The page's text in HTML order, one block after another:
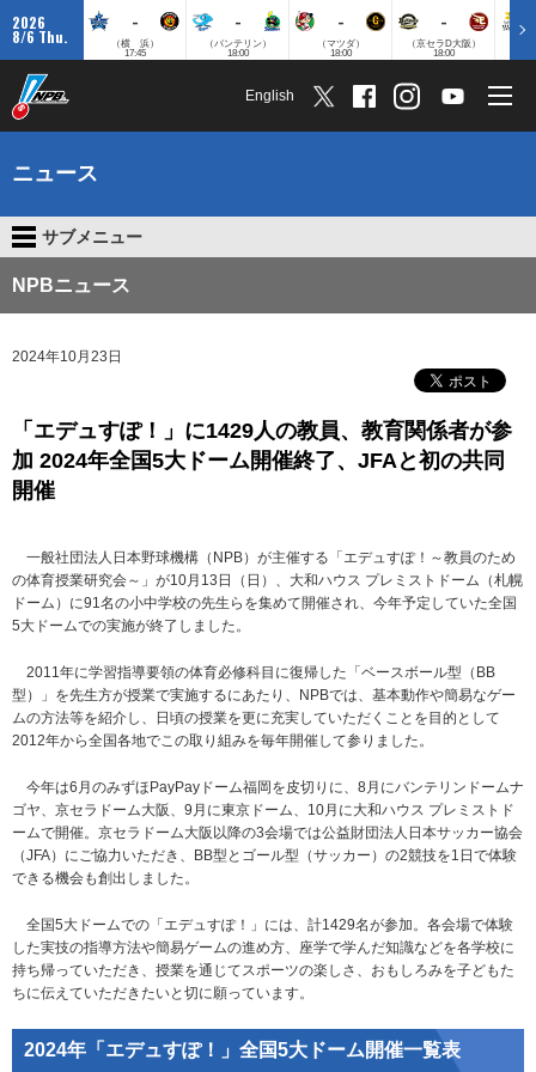
2026
8/6 Thu.
-
（横 浜）
17:45
-
（バンテリン）
18:00
-
（マツダ）
18:00
-
（京セラD大阪）
18:00
English
ニュース
サブメニュー
NPBニュース
2024年10月23日
「エデュすぽ！」に1429人の教員、教育関係者が参
加 2024年全国5大ドーム開催終了、JFAと初の共同
開催
一般社団法人日本野球機構（NPB）が主催する「エデュすぽ！～教員のため
の体育授業研究会～」が10月13日（日）、大和ハウス プレミストドーム（札幌
ドーム）に91名の小中学校の先生らを集めて開催され、今年予定していた全国
5大ドームでの実施が終了しました。
2011年に学習指導要領の体育必修科目に復帰した「ベースボール型（BB
型）」を先生方が授業で実施するにあたり、NPBでは、基本動作や簡易なゲー
ムの方法等を紹介し、日頃の授業を更に充実していただくことを目的として
2012年から全国各地でこの取り組みを毎年開催して参りました。
今年は6月のみずほPayPayドーム福岡を皮切りに、8月にバンテリンドームナ
ゴヤ、京セラドーム大阪、9月に東京ドーム、10月に大和ハウス プレミストド
ームで開催。京セラドーム大阪以降の3会場では公益財団法人日本サッカー協会
（JFA）にご協力いただき、BB型とゴール型（サッカー）の2競技を1日で体験
できる機会も創出しました。
全国5大ドームでの「エデュすぽ！」には、計1429名が参加。各会場で体験
した実技の指導方法や簡易ゲームの進め方、座学で学んだ知識などを各学校に
持ち帰っていただき、授業を通じてスポーツの楽しさ、おもしろみを子どもた
ちに伝えていただきたいと切に願っています。
2024年「エデュすぽ！」全国5大ドーム開催一覧表